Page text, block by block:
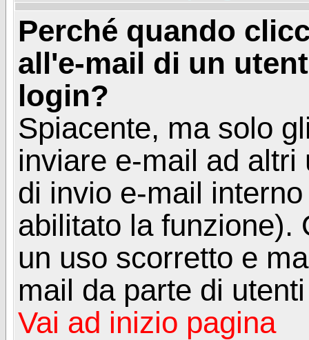
Perché quando
all'e-mail di un
login?
Spiacente, ma solo
inviare e-mail ad
di invio e-mail
abilitato la funzione).
un uso scorretto e
mail da parte di
Vai ad inizio pagina